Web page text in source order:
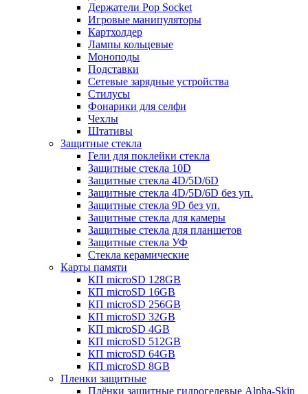
Держатели Pop Socket
Игровые манипуляторы
Картхолдер
Лампы кольцевые
Моноподы
Подставки
Сетевые зарядные устройства
Стилусы
Фонарики для селфи
Чехлы
Штативы
Защитные стекла
Гели для поклейки стекла
Защитные стекла 10D
Защитные стекла 4D/5D/6D
Защитные стекла 4D/5D/6D без уп.
Защитные стекла 9D без уп.
Защитные стекла для камеры
Защитные стекла для планшетов
Защитные стекла УФ
Стекла керамические
Карты памяти
КП microSD 128GB
КП microSD 16GB
КП microSD 256GB
КП microSD 32GB
КП microSD 4GB
КП microSD 512GB
КП microSD 64GB
КП microSD 8GB
Пленки защитные
Плёнки защитные гидрогелевые Alpha-Skin